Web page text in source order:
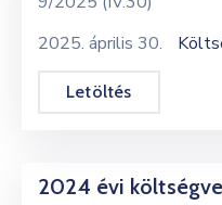
2025. április 30.
Letöltés
2024 évi